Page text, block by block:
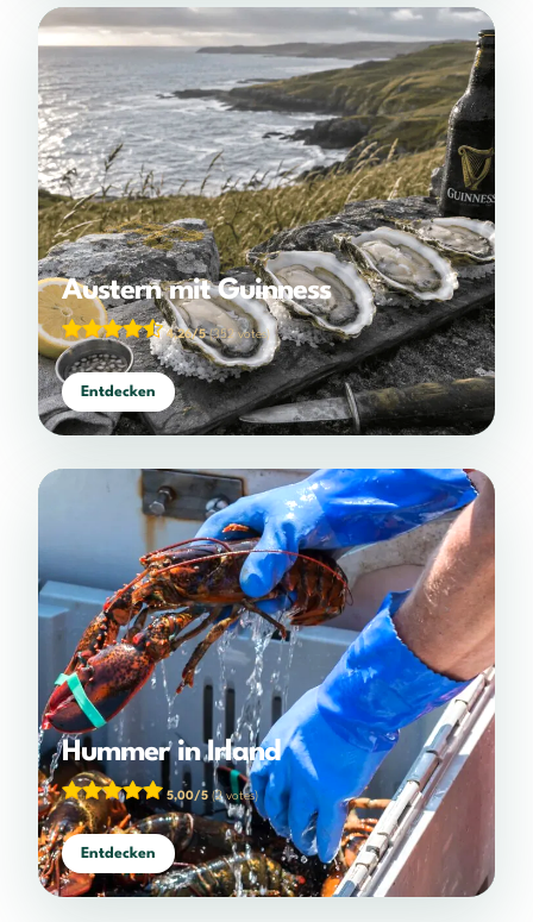
Austern mit Guinness
4,26/5(352 votes)
Entdecken
Hummer in Irland
5,00/5 (2 votes)
Entdecken